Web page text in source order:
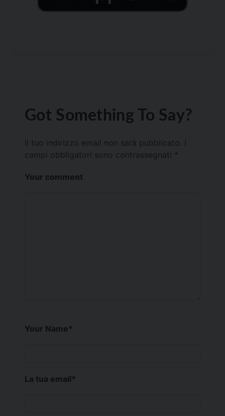
Got Something To Say?
Il tuo indirizzo email non sarà pubblicato.
campi obbligatori sono contrassegnati *
Your comment
Your Name*
La tua email*